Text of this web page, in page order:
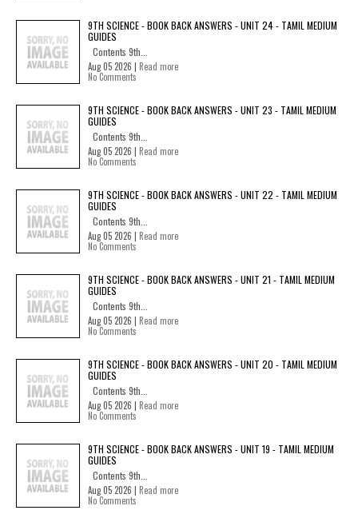
9TH SCIENCE - BOOK BACK ANSWERS - UNIT 24 - TAMIL MEDIUM
GUIDES
Contents 9th...
Aug 05 2026 | Read more
No Comments
9TH SCIENCE - BOOK BACK ANSWERS - UNIT 23 - TAMIL MEDIUM
GUIDES
Contents 9th...
Aug 05 2026 | Read more
No Comments
9TH SCIENCE - BOOK BACK ANSWERS - UNIT 22 - TAMIL MEDIUM
GUIDES
Contents 9th...
Aug 05 2026 | Read more
No Comments
9TH SCIENCE - BOOK BACK ANSWERS - UNIT 21 - TAMIL MEDIUM
GUIDES
Contents 9th...
Aug 05 2026 | Read more
No Comments
9TH SCIENCE - BOOK BACK ANSWERS - UNIT 20 - TAMIL MEDIUM
GUIDES
Contents 9th...
Aug 05 2026 | Read more
No Comments
9TH SCIENCE - BOOK BACK ANSWERS - UNIT 19 - TAMIL MEDIUM
GUIDES
Contents 9th...
Aug 05 2026 | Read more
No Comments